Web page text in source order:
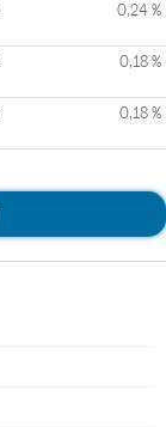
0,24 %
0,18 %
0,18 %